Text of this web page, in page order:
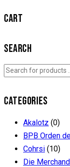
CART
SEARCH
CATEGORIES
Akalotz (0)
BPB Orden
Cohrsi (10)
Die